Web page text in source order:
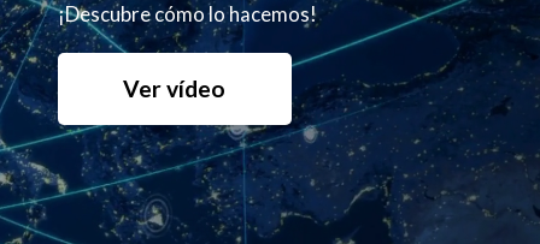
¡Descubre cómo lo hacemos!
Ver vídeo